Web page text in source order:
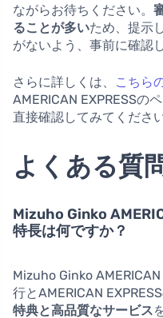
ながらお待ちください。
ることが多いため、提示
がないよう、事前に確認
さらに詳しくは、 こちら
AMERICAN EXPRESSの
直接確認してみてください
よくある質
Mizuho Ginko
特長は何ですか？
Mizuho Ginko
行とAMERICAN
特典と高品質なサービス